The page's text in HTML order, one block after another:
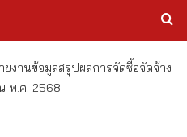
ยงานข้อมูลสรุปผลการจัดซื้อจัดจ้าง
พ.ศ. 2568